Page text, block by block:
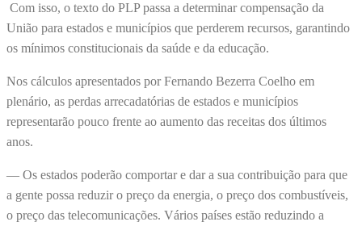
Com isso, o texto do PLP passa a determinar compensação da
União para estados e municípios que perderem recursos, garantindo
os mínimos constitucionais da saúde e da educação.
Nos cálculos apresentados por Fernando Bezerra Coelho em
plenário, as perdas arrecadatórias de estados e municípios
representarão pouco frente ao aumento das receitas dos últimos
anos.
— Os estados poderão comportar e dar a sua contribuição para que
a gente possa reduzir o preço da energia, o preço dos combustíveis,
o preço das telecomunicações. Vários países estão reduzindo a